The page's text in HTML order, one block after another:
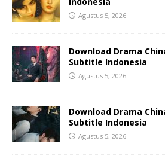
Agustus 5, 2026
Download Drama
Subtitle Indonesia
Agustus 5, 2026
Download Drama
Subtitle Indonesia
Agustus 5, 2026